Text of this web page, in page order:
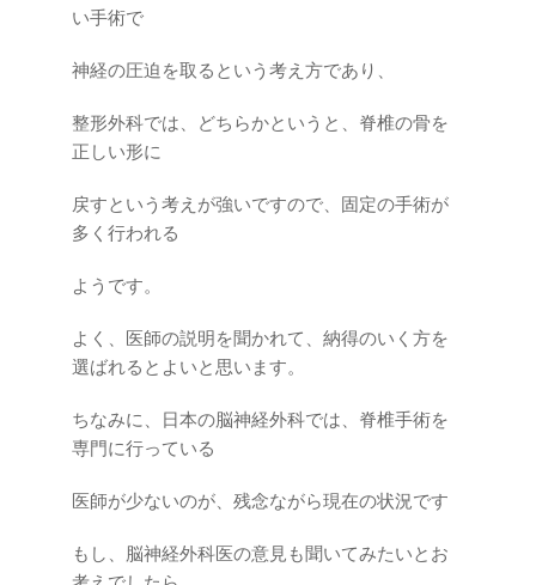
い手術で
神経の圧迫を取るという考え方であり、
整形外科では、どちらかというと、脊椎の骨を
正しい形に
戻すという考えが強いですので、固定の手術が
多く行われる
ようです。
よく、医師の説明を聞かれて、納得のいく方を
選ばれるとよいと思います。
ちなみに、日本の脳神経外科では、脊椎手術を
専門に行っている
医師が少ないのが、残念ながら現在の状況です
もし、脳神経外科医の意見も聞いてみたいとお